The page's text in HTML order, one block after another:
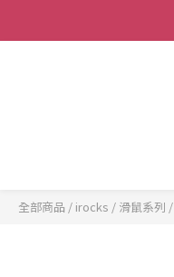
全部商品 / irocks / 滑鼠系列 /